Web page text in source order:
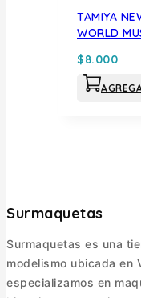
TAMIYA
WORLD
$8.000
Surmaquetas
Surmaquetas es una
modelismo ubicada en
especializamos en